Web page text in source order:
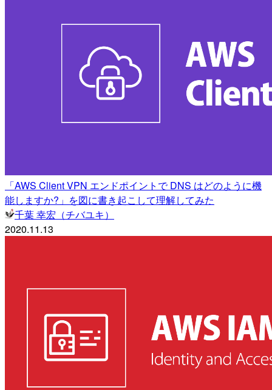
「AWS Client VPN エンドポイントで DNS はどのように機
能しますか?」を図に書き起こして理解してみた
千葉 幸宏（チバユキ）
2020.11.13